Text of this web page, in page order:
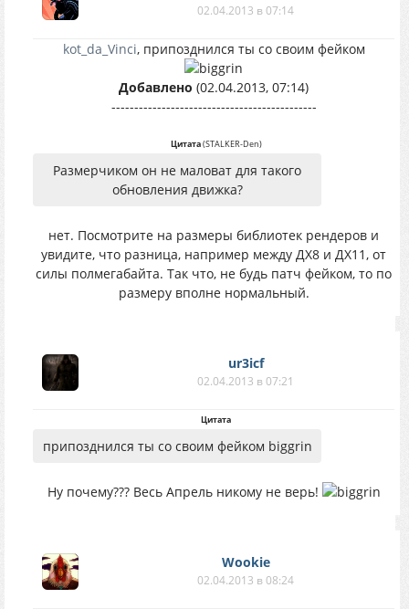
02.04.2013 в 07:14
kot_da_Vinci, припозднился ты со своим фейком
Добавлено (02.04.2013, 07:14)
---------------------------------------------
Цитата(STALKER-Den)
Размерчиком он не маловат для такого
обновления движка?
нет. Посмотрите на размеры библиотек рендеров и
увидите, что разница, например между ДХ8 и ДХ11, от
силы полмегабайта. Так что, не будь патч фейком, то по
размеру вполне нормальный.
ur3icf
02.04.2013 в 07:21
Цитата
припозднился ты со своим фейком biggrin
Ну почему??? Весь Апрель никому не верь!
Wookie
02.04.2013 в 08:24